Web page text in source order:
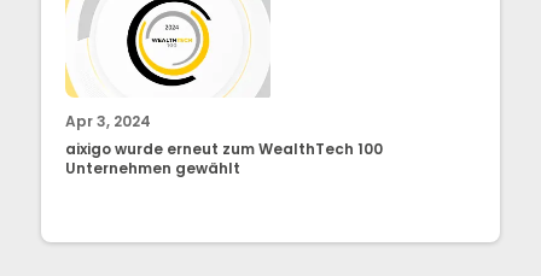
Apr 3, 2024
aixigo wurde erneut zum WealthTech 100
Unternehmen gewählt